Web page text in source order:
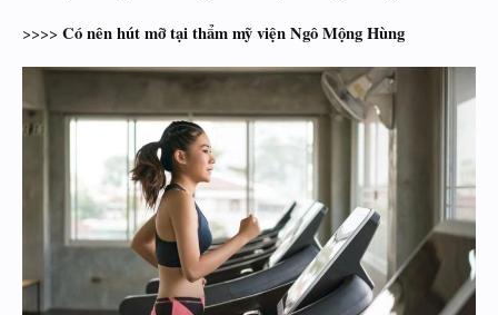
>>>> Có nên hút mỡ tại thẩm mỹ viện Ngô Mộng Hùng